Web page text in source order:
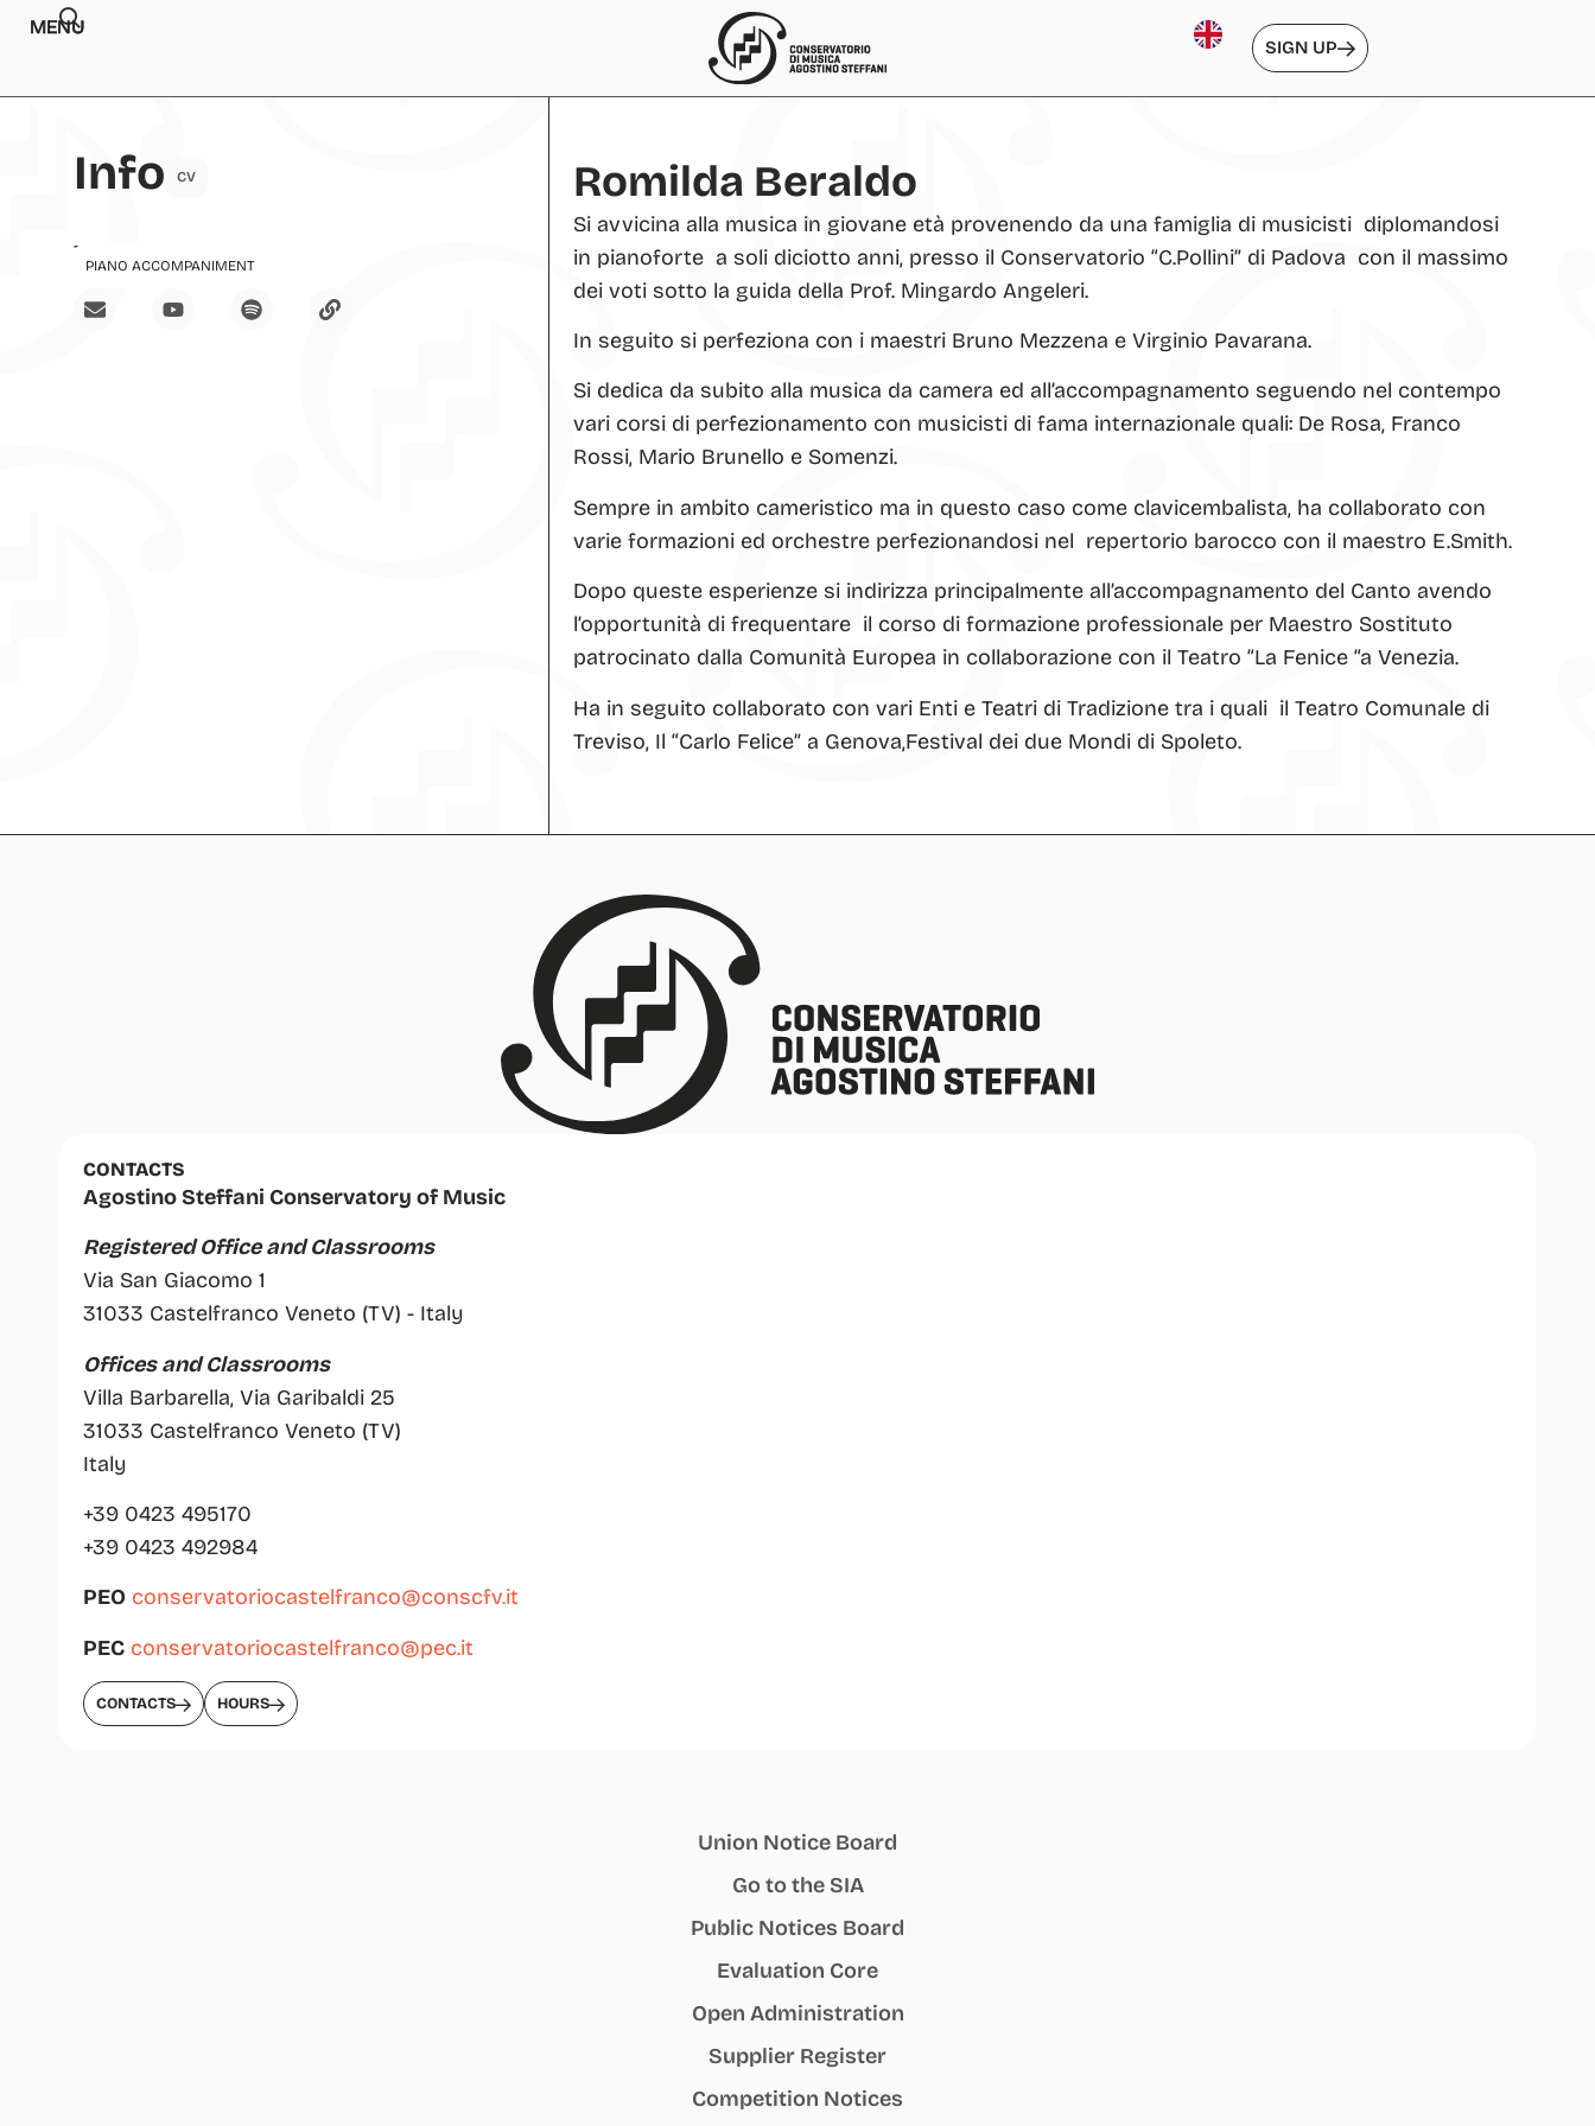
MENU
SIGN UP
Info CV
Teachings
PIANO ACCOMPANIMENT
Romilda Beraldo
Si avvicina alla musica in giovane età provenendo da una famiglia di musicisti diplomandosi
in pianoforte a soli diciotto anni, presso il Conservatorio “C.Pollini” di Padova con il massimo
dei voti sotto la guida della Prof. Mingardo Angeleri.
In seguito si perfeziona con i maestri Bruno Mezzena e Virginio Pavarana.
Si dedica da subito alla musica da camera ed all’accompagnamento seguendo nel contempo
vari corsi di perfezionamento con musicisti di fama internazionale quali: De Rosa, Franco
Rossi, Mario Brunello e Somenzi.
Sempre in ambito cameristico ma in questo caso come clavicembalista, ha collaborato con
varie formazioni ed orchestre perfezionandosi nel repertorio barocco con il maestro E.Smith.
Dopo queste esperienze si indirizza principalmente all’accompagnamento del Canto avendo
l’opportunità di frequentare il corso di formazione professionale per Maestro Sostituto
patrocinato dalla Comunità Europea in collaborazione con il Teatro “La Fenice “a Venezia.
Ha in seguito collaborato con vari Enti e Teatri di Tradizione tra i quali il Teatro Comunale di
Treviso, Il “Carlo Felice” a Genova,Festival dei due Mondi di Spoleto.
CONTACTS
Agostino Steffani Conservatory of Music
Registered Office and Classrooms
Via San Giacomo 1
31033 Castelfranco Veneto (TV) - Italy
Offices and Classrooms
Villa Barbarella, Via Garibaldi 25
31033 Castelfranco Veneto (TV)
Italy
+39 0423 495170
+39 0423 492984
PEO conservatoriocastelfranco@conscfv.it
PEC conservatoriocastelfranco@pec.it
CONTACTS HOURS
Union Notice Board
Go to the SIA
Public Notices Board
Evaluation Core
Open Administration
Supplier Register
Competition Notices